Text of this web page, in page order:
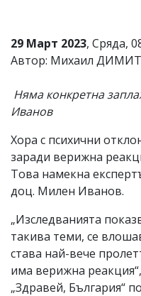
29 Март 2023, Сряда,
Автор: Михаил
Няма конкретна
Иванов
Хора с психични
заради верижна
Това намекна
доц. Милен Иванов.
„Изследванията
такива теми, се
става най-вече
има верижна
„Здравей, България“